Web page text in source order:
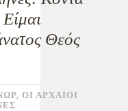
Θεός
, ΟΙ ΑΡΧΑΙΟΙ